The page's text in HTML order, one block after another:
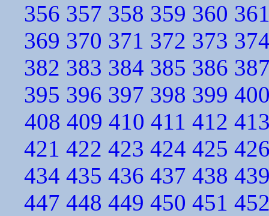
356 357 358 359 360
369 370 371 372 373
382 383 384 385 386
395 396 397 398 399
408 409 410 411 412
421 422 423 424 425
434 435 436 437 438
447 448 449 450 451